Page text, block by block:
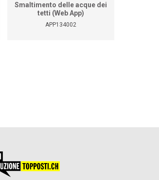
Smaltimento delle acque dei
tetti (Web App)
APP134002